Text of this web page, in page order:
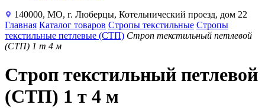
140000, МО, г. Люберцы, Котельнический проезд, дом 22
Главная Каталог товаров Стропы текстильные Стропы
текстильные петлевые (СТП) Строп текстильный петлевой
(СТП) 1 т 4 м
Строп текстильный петлевой
(СТП) 1 т 4 м